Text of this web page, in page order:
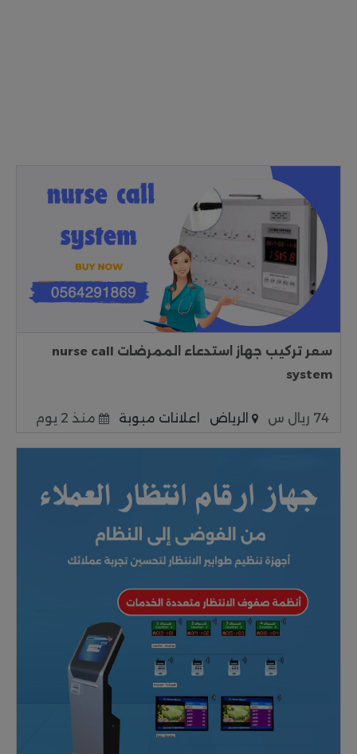
سعر تركيب جهاز استدعاء الممرضات nurse call
system
74 ريال س الرياض اعلانات مبوبة منذ 2 يوم